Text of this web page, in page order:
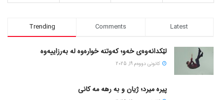
Trending Comments Latest
لێکدانەوەی خەو؛ کەوتنە خوارەوە لە بەرزاییەوە
كانونی دووه‌م 19, 2025
پیره میرد؛ ژیان و به رهه مه کانی